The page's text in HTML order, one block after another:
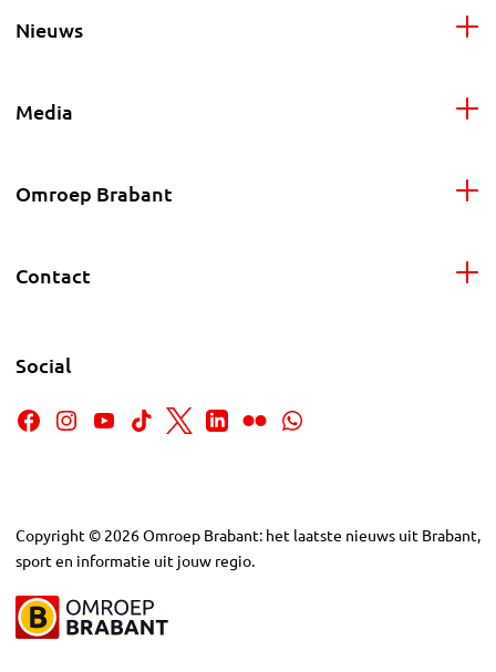
Nieuws
Media
Omroep Brabant
Contact
Social
Copyright © 2026Omroep Brabant: het laatste nieuws uit Brabant,
sport en informatie uit jouw regio.